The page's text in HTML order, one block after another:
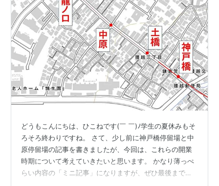
どうもこんにちは、ひこねです(￣ ￣)ﾉ学生の夏休みもそ
ろそろ終わりですね。 さて、少し前に神戸橋停留場と中
原停留場の記事を書きましたが、今回は、これらの開業
時期について考えていきたいと思います。 かなり薄っぺ
らい内容の「ミニ記事」になりますが、ぜひ最後までお